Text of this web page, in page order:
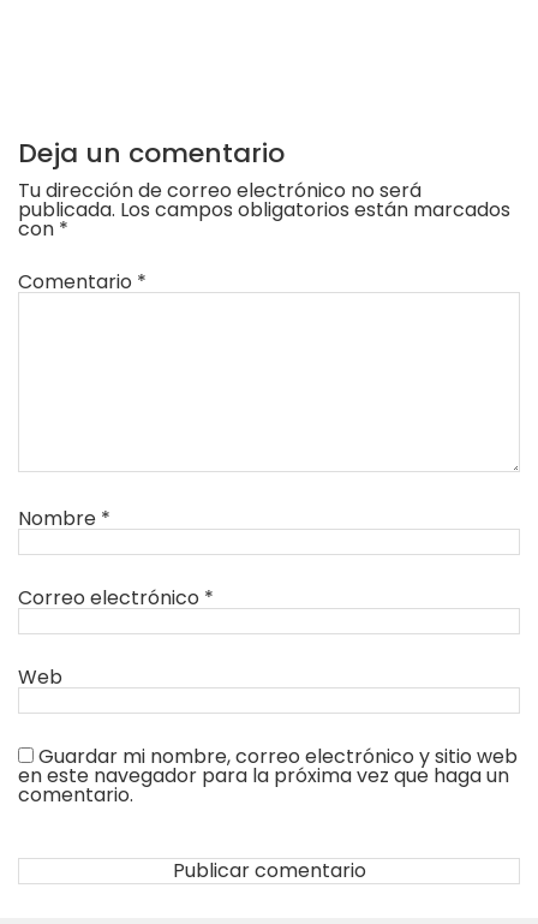
Deja un comentario
Tu dirección de correo electrónico no será
publicada. Los campos obligatorios están marcados
con *
Comentario *
Nombre *
Correo electrónico *
Web
Guardar mi nombre, correo electrónico y sitio web
en este navegador para la próxima vez que haga un
comentario.